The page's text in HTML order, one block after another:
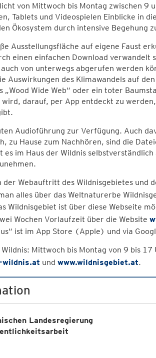
von Mittwoch bis Montag zwischen 9
Tablets und Videospielen Einblicke in
Ökosystem durch intensive Begehung
Ausstellungsfläche auf eigene Faust
einen einfachen Download verwandelt
von unterwegs abgerufen werden
Auswirkungen des Klimawandels auf
„Wood Wide Web“ oder ein toter
darauf, per App entdeckt zu
Audioführung zur Verfügung. Auch
zu Hause zum Nachhören, sind die
es im Haus der Wildnis
Webauftritt des Wildnisgebietes und
alles über das Weltnaturerbe
Wildnisgebiet ist über diese Webseite
Wochen Vorlaufzeit über die Website
ist im App Store (Apple) und via
Mittwoch bis Montag von 9 bis
wildnis.at und www.wildnisgebiet.at.
Landesregierung